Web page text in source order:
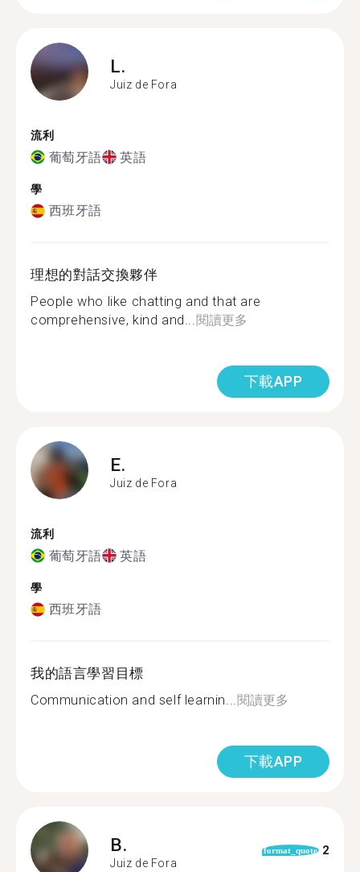
L.
Juiz de Fora
流利
葡萄牙語 英語
學
西班牙語
理想的對話交換夥伴
People who like chatting and that are
comprehensive, kind and...閱讀更多
下載APP
E.
Juiz de Fora
流利
葡萄牙語 英語
學
西班牙語
我的語言學習目標
Communication and self learnin...閱讀更多
下載APP
B.
Juiz de Fora
format_quote 2